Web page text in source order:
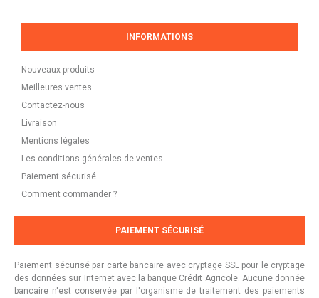
INFORMATIONS
Nouveaux produits
Meilleures ventes
Contactez-nous
Livraison
Mentions légales
Les conditions générales de ventes
Paiement sécurisé
Comment commander ?
PAIEMENT SÉCURISÉ
Paiement sécurisé par carte bancaire avec cryptage SSL pour le cryptage
des données sur Internet avec la banque Crédit Agricole. Aucune donnée
bancaire n'est conservée par l'organisme de traitement des paiements